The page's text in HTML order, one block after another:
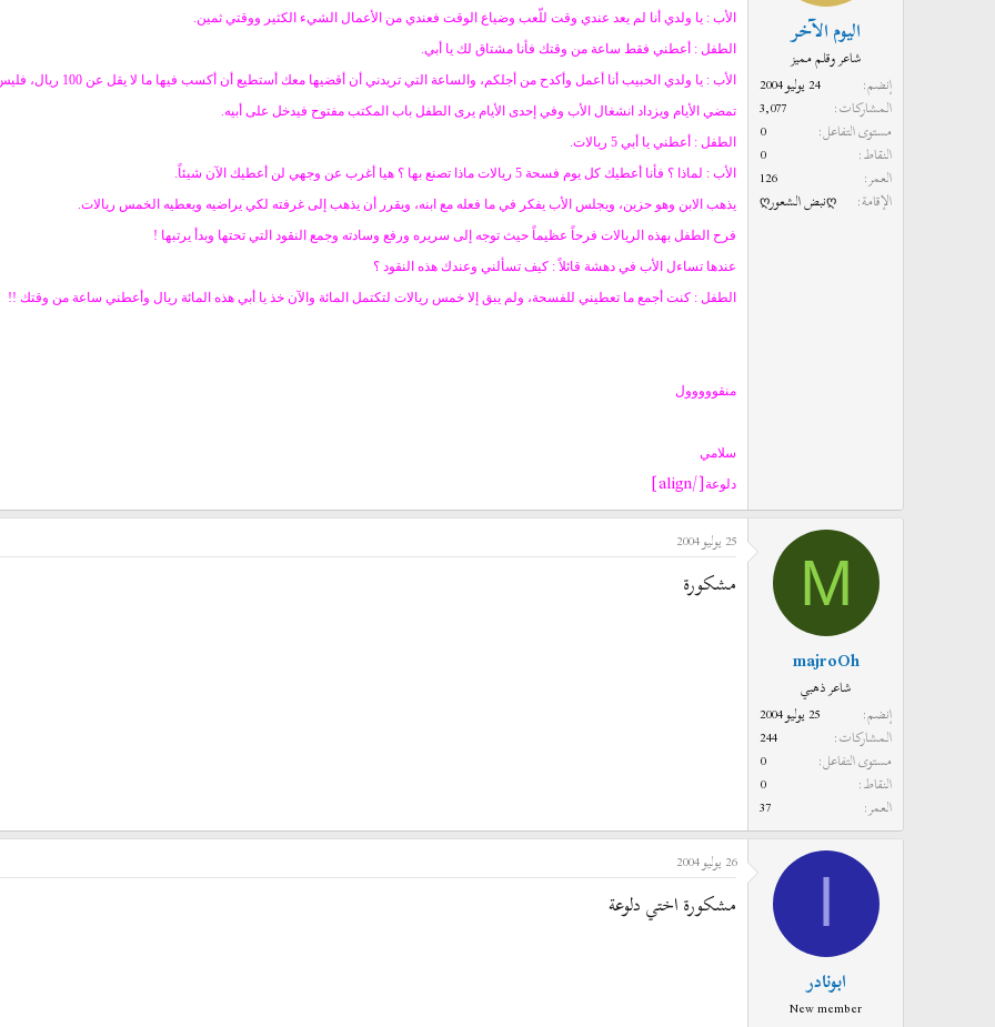
و
ع
ل
ب
د
ء
اليوم الآخر
شاعر وقلم مميز
إنضم
24 يوليو 2004
المشاركات
3,077
مستوى التفاعل
0
النقاط
0
العمر
126
الإقامة
ღنبض الشعورღ
الأب : يا ولدي أنا لم يعد عندي وقت للّعب وضياع الوقت فعندي من الأعمال الشيء الكثير ووقتي ثمين.
الطفل : أعطني فقط ساعة من وقتك فأنا مشتاق لك يا أبي.
الأب : يا ولدي الحبيب أنا أعمل وأكدح من أجلكم، والساعة التي تريدني أن أقضيها معك أستطيع أن أكسب فيها ما لا يقل عن 100 ريال، فليس لدي وقت لأضيعه معك هيا اذهب والعب مع أمك.
تمضي الأيام ويزداد انشغال الأب وفي إحدى الأيام يرى الطفل باب المكتب مفتوح فيدخل على أبيه.
الطفل : أعطني يا أبي 5 ريالات.
الأب : لماذا ؟ فأنا أعطيك كل يوم فسحة 5 ريالات ماذا تصنع بها ؟ هيا أغرب عن وجهي لن أعطيك الآن شيئاً.
يذهب الابن وهو حزين، ويجلس الأب يفكر في ما فعله مع ابنه، ويقرر أن يذهب إلى غرفته لكي يراضيه ويعطيه الخمس ريالات.
فرح الطفل بهذه الريالات فرحاً عظيماً حيث توجه إلى سريره ورفع وسادته وجمع النقود التي تحتها وبدأ يرتبها !
عندها تساءل الأب في دهشة قائلاً : كيف تسألني وعندك هذه النقود ؟
الطفل : كنت أجمع ما تعطيني للفسحة، ولم يبق إلا خمس ريالات لتكتمل المائة والآن خذ يا أبي هذه المائة ريال وأعطني ساعة من وقتك !!
منقووووول
سلامي
دلوعة[/align]
M
majroOh
شاعر ذهبي
إنضم
25 يوليو 2004
المشاركات
244
مستوى التفاعل
0
النقاط
0
العمر
37
25 يوليو 2004
مشكورة
ابونادر
New member
26 يوليو 2004
مشكورة اختي دلوعة